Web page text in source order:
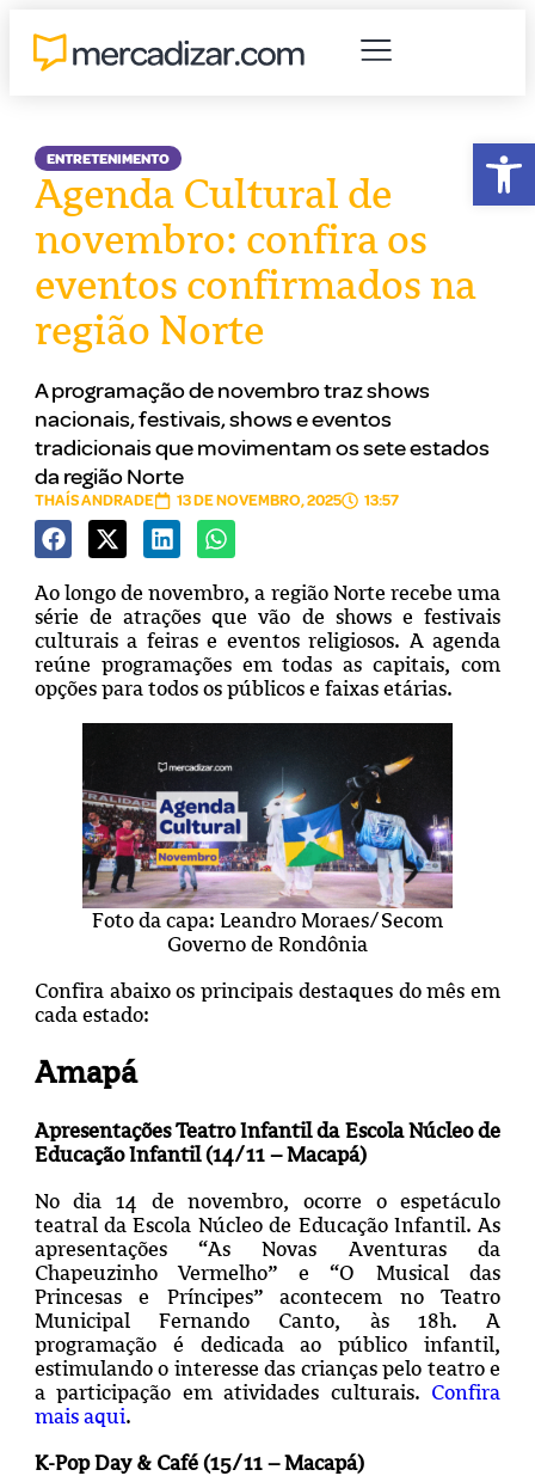
ENTRETENIMENTO
Agenda Cultural de
novembro: confira os
eventos confirmados na
região Norte
A programação de novembro traz shows
nacionais, festivais, shows e eventos
tradicionais que movimentam os sete estados
da região Norte
THAÍS ANDRADE 13 DE NOVEMBRO, 2025 13:57
Ao longo de novembro, a região Norte recebe uma
série de atrações que vão de shows e festivais
culturais a feiras e eventos religiosos. A agenda
reúne programações em todas as capitais, com
opções para todos os públicos e faixas etárias.
Foto da capa: Leandro Moraes/Secom
Governo de Rondônia
Confira abaixo os principais destaques do mês em
cada estado:
Amapá
Apresentações Teatro Infantil da Escola Núcleo de
Educação Infantil (14/11 – Macapá)
No dia 14 de novembro, ocorre o espetáculo
teatral da Escola Núcleo de Educação Infantil. As
apresentações “As Novas Aventuras da
Chapeuzinho Vermelho” e “O Musical das
Princesas e Príncipes” acontecem no Teatro
Municipal Fernando Canto, às 18h. A
programação é dedicada ao público infantil,
estimulando o interesse das crianças pelo teatro e
a participação em atividades culturais. Confira
mais aqui.
K-Pop Day & Café (15/11 – Macapá)